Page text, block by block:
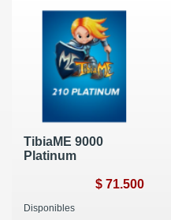
TibiaME 9000
Platinum
$ 71.500
Disponibles